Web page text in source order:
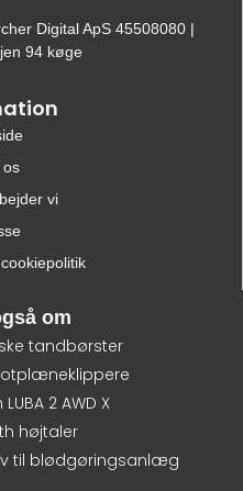
Digital ApS 45508080 |
94 køge
os
vi
om
tandbørster
2 AWD X
højtaler
til blødgøringsanlæg